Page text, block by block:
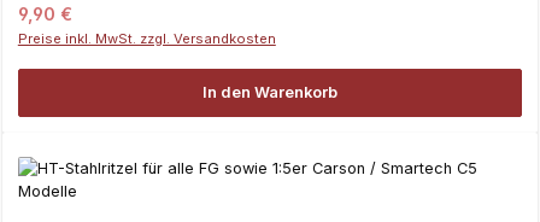
Regulärer Preis:
9,90 €
Preise inkl. MwSt. zzgl. Versandkosten
In den Warenkorb